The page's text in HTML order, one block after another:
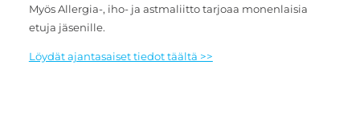
Myös Allergia-, iho- ja astmaliitto tarjoaa monenlaisia
etuja jäsenille.
Löydät ajantasaiset tiedot täältä >>